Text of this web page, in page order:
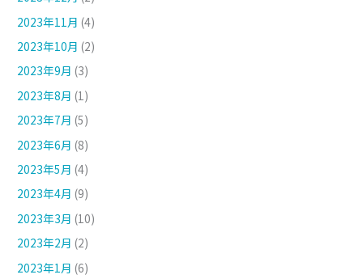
2023年11月 (4)
2023年10月 (2)
2023年9月 (3)
2023年8月 (1)
2023年7月 (5)
2023年6月 (8)
2023年5月 (4)
2023年4月 (9)
2023年3月 (10)
2023年2月 (2)
2023年1月 (6)